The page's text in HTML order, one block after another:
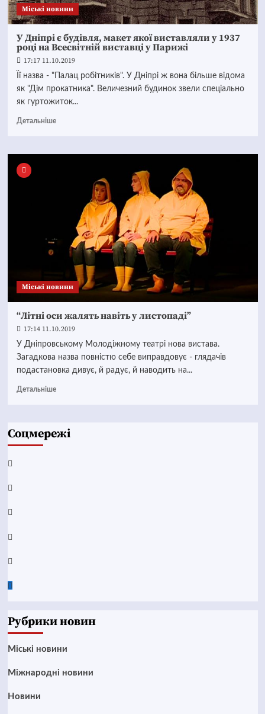
Mіські новини
У Дніпрі є будівля, макет якої виставляли у 1937
році на Всесвітній виставці у Парижі
17:17 11.10.2019
Її назва - "Палац робітників". У Дніпрі ж вона більше відома
як "Дім прокатника". Величезний будинок звели спеціально
як гуртожиток...
Детальніше
Mіські новини
“Літні оси жалять навіть у листопаді”
17:14 11.10.2019
У Дніпровському Молодіжному театрі нова вистава.
Загадкова назва повністю себе виправдовує - глядачів
подастановка дивує, й радує, й наводить на...
Детальніше
Соцмережі
Facebook
YouTube
Telegram
Instagram
Twitter
Google
Рубрики новин
Mіські новини
Міжнародні новини
Новини